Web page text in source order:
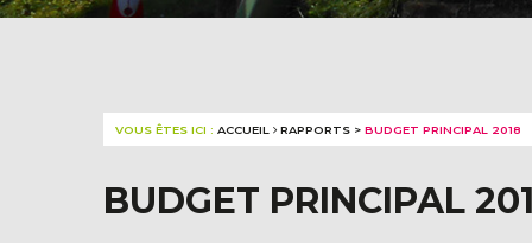
VOUS ÊTES ICI : ACCUEIL RAPPORTS > BUDGET PRINCIPAL 2018
BUDGET PRINCIPAL